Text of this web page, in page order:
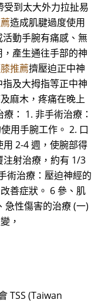
受到太大外力拉扯易
造成肌腱過度使用
動手腕有痛感、無
產生通往手部的神
推薦擠壓迫正中神
及大拇指等正中神
麻木，疼痛在晚上
： 1. 非手術治療：
用手腕工作。 2. 口
2-4 週，使腕部得
注射治療，約有 1/3
術治療：壓迫神經的
善症狀。 6 參、肌
急性傷害的治療 (一)
，
TSS (Taiwan